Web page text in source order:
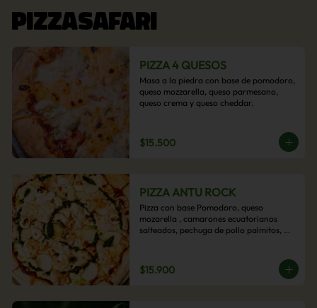
PIZZASAFARI
PIZZA 4 QUESOS
Masa a la piedra con base de pomodoro,
queso mozzarella, queso parmesano,
queso crema y queso cheddar.
$15.500
PIZZA ANTU ROCK
Pizza con base Pomodoro, queso
mozarella , camarones ecuatorianos
salteados, pechuga de pollo palmitos,
$15.900